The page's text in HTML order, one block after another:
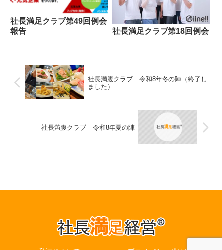
社長満足クラブ第49回例会
報告
社長満足クラブ第18回例会
社長満腹クラブ 令和8年冬の陣（終了し
ました）
社長満腹クラブ 令和8年夏の陣